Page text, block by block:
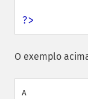
?>
O exemplo